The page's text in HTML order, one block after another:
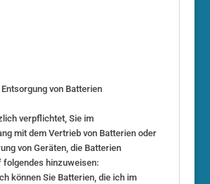
von Batterien
verpflichtet, Sie im
mit dem Vertrieb von Batterien oder
von Geräten, die Batterien
folgendes hinzuweisen:
können Sie Batterien, die ich im